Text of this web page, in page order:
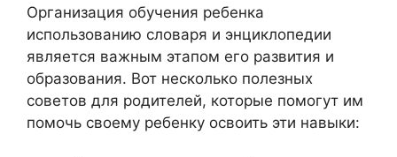
Организация обучения ребенка
использованию словаря и энциклопедии
является важным этапом его развития и
образования. Вот несколько полезных
советов для родителей, которые помогут им
помочь своему ребенку освоить эти навыки: